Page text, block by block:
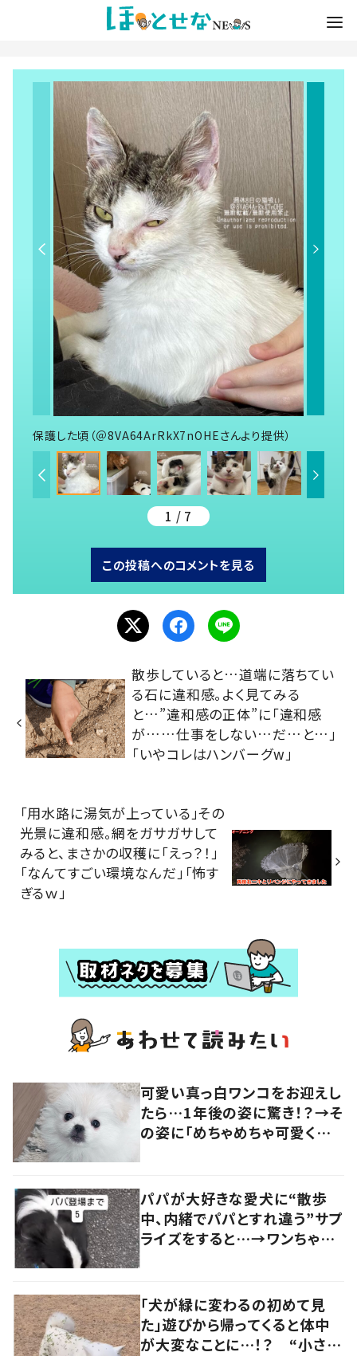
保護した頃（＠8VA64ArRkX7nOHEさんより提供）
1 / 7
この投稿へのコメントを見る
散歩していると…道端に落ちてい
る石に違和感。よく見てみる
と…”違和感の正体”に「違和感
が……仕事をしない…だ…と…」
「いやコレはハンバーグw」
「用水路に湯気が上っている」その
光景に違和感。網をガサガサして
みると、まさかの収穫に「えっ？！」
「なんてすごい環境なんだ」「怖す
ぎるｗ」
可愛い真っ白ワンコをお迎えし
たら…1年後の姿に驚き！？→そ
の姿に「めちゃめちゃ可愛くて
パパが大好きな愛犬に“散歩
中、内緒でパパとすれ違う”サプ
ライズをすると…→ワンちゃん
「犬が緑に変わるの初めて見
た」遊びから帰ってくると体中
が大変なことに…！？ “小さい